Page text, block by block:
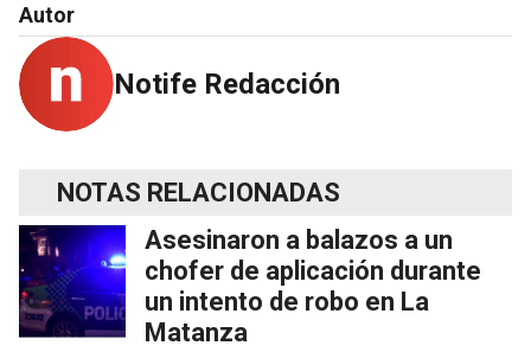
Autor
Notife Redacción
NOTAS RELACIONADAS
Asesinaron a balazos a un
chofer de aplicación durante
un intento de robo en La
Matanza